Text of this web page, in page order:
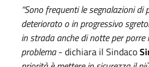
“Sono frequenti le segnalazioni
deteriorato o in progressivo
in strada anche di notte per porre
problema- dichiara il Sindaco